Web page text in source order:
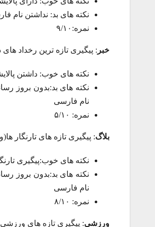
نکته های بد: نداشتن نام
نمره:۹/۱۰
خبر : پیگیری تازه ترین رخداد
نکته های خوب: داشتن
نکته های بد:بدون بروز
نام فارسی
نمره: ۵/۱۰
بلاگ: پیگیری تازه های تارنگار
نکته های خوب:پیگیری
نکته های بد:بدون بروز
نام فارسی
نمره: ۸/۱۰
ورزشی: پیگیری تازه های